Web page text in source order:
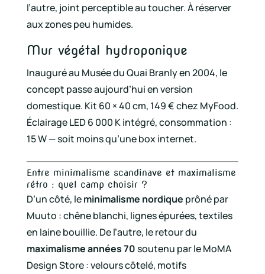
l’autre, joint perceptible au toucher. À réserver
aux zones peu humides.
Mur végétal hydroponique
Inauguré au Musée du Quai Branly en 2004, le
concept passe aujourd’hui en version
domestique. Kit 60 × 40 cm, 149 € chez MyFood.
Éclairage LED 6 000 K intégré, consommation :
15 W — soit moins qu’une box internet.
Entre minimalisme scandinave et maximalisme
rétro : quel camp choisir ?
D’un côté, leminimalisme nordique prôné par
Muuto : chêne blanchi, lignes épurées, textiles
en laine bouillie. De l’autre, le retour du
maximalisme années 70soutenu par le MoMA
Design Store : velours côtelé, motifs